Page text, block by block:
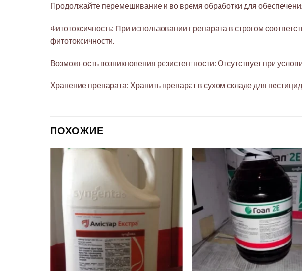
Продолжайте перемешивание и во время обработки для
Фитотоксичность: При использовании препарата в строгом
фитотоксичности.
Возможность возникновения резистентности: Отсутствует при
Хранение препарата: Хранить препарат в сухом складе для
ПОХОЖИЕ